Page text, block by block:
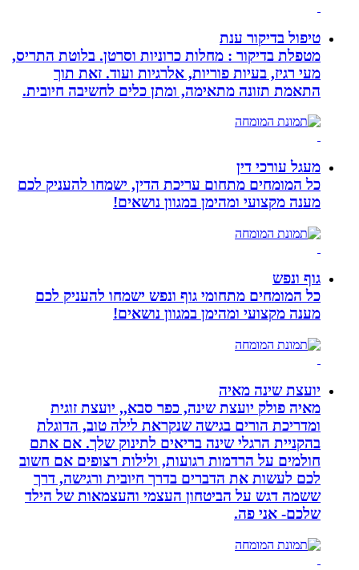
טיפול בדיקור ענת
מטפלת בדיקור : מחלות כרוניות וסרטן. בלוטת התריס,
מעי רגיז, בעיות פוריות, אלרגיות ועוד. זאת תוך
התאמת תזונה מתאימה, ומתן כלים לחשיבה חיובית.
מעגל עורכי דין
כל המומחים מתחום עריכת הדין, ישמחו להעניק לכם
מענה מקצועי ומהימן במגוון נושאים!
גוף ונפש
כל המומחים מתחומי גוף ונפש ישמחו להעניק לכם
מענה מקצועי ומהימן במגוון נושאים!
יועצת שינה מאיה
מאיה פולק יועצת שינה, כפר סבא,, יועצת זוגית
ומדריכת הורים בגישה שנקראת לילה טוב, הדוגלת
בהקניית הרגלי שינה בריאים לתינוק שלך. אם אתם
חולמים על הרדמות רגועות, ולילות רצופים אם חשוב
לכם לעשות את הדברים בדרך חיובית ורגישה, דרך
ששמה דגש על הביטחון העצמי והעצמאות של הילד
שלכם- אני פה.